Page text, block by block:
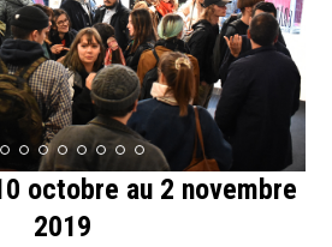
octobre au 2 novembre
2019